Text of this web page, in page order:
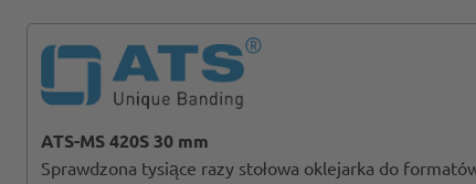
ATS-MS 420S 30 mm
Sprawdzona tysiące razy stołowa oklejarka do